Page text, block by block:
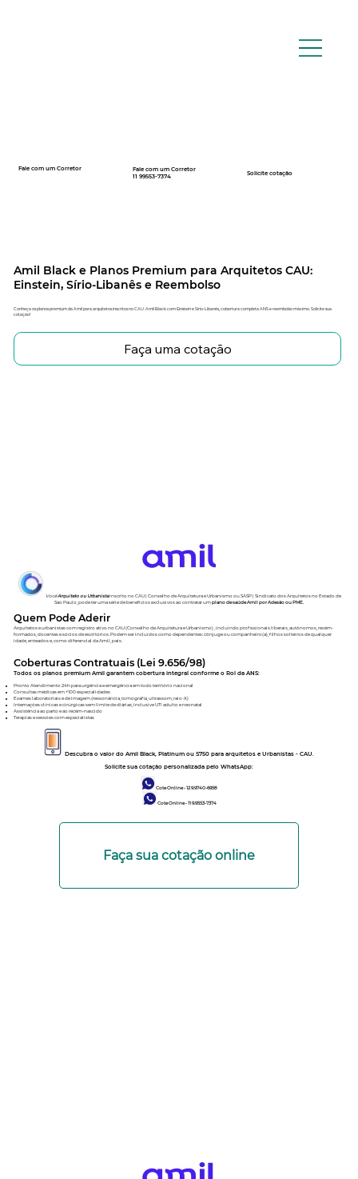
Fale com um Corretor
12 99740-6958
Fale com um Corretor
11 99553-7374
Solicite cotação
Amil Black e Planos Premium para Arquitetos CAU:
Einstein, Sírio-Libanês e Reembolso
Conheça os planos premium da Amil para arquitetos inscritos no CAU. Amil Black com Einstein e Sírio-Libanês, cobertura completa ANS e reembolso máximo. Solicite sua
cotação!
Faça uma cotação
VocêArquiteto ou Urbanistainscrito no CAU | Conselho de Arquitetura e Urbanismo ou SASP | Sindicato dos Arquitetos no Estado de
São Paulo, pode ter uma série de benefícios exclusivos ao contratar umplano de saúde Amil por Adesão ou PME.
Quem Pode Aderir
Arquitetos e urbanistas com registro ativo no CAU (Conselho de Arquitetura e Urbanismo) , incluindo profissionais liberais, autônomos, recém-
formados, docentes e sócios de escritórios. Podem ser incluídos como dependentes: cônjuge ou companheiro(a), filhos solteiros de qualquer
idade, enteados e, como diferencial da Amil, pais.
Coberturas Contratuais (Lei 9.656/98)
Todos os planos premium Amil garantem cobertura integral conforme o Rol da ANS:
Pronto Atendimento 24h para urgência e emergência em todo território nacional
Consultas médicas em +100 especialidades
Exames laboratoriais e de imagem (ressonância, tomografia, ultrassom, raio-X)
Internações clínicas e cirúrgicas sem limite de diárias, inclusive UTI adulto e neonatal
Assistência ao parto e ao recém-nascido
Terapias e sessões com especialistas
Descubra o valor do Amil Black, Platinum ou S750 para arquitetos e Urbanistas - CAU.
Solicite sua cotação personalizada pelo WhatsApp:
Cote Online - 12 9.9740-6958
Cote Online - 11 9.9553-7374
Faça sua cotação online